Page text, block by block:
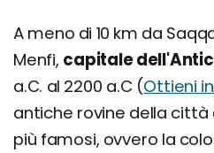
A meno di 10 km da
Menfi, capitale
a.C. al 2200 a.C (Ottieni
antiche rovine della città
più famosi, ovvero la